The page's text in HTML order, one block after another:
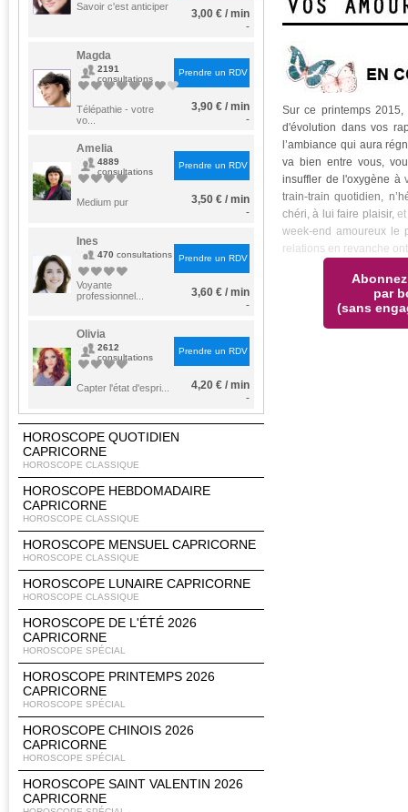
Savoir c'est anticiper
3,00 € / min
-
Magda
2191
consultations
Télépathie - votre
vo...
Prendre un RDV
3,90 € / min
-
Amelia
4889
consultations
Medium pur
Prendre un RDV
3,50 € / min
-
Ines
470 consultations
Voyante
professionnel...
Prendre un RDV
3,60 € / min
-
Olivia
2612
consultations
Capter l'état d'espri...
Prendre un RDV
4,20 € / min
-
HOROSCOPE QUOTIDIEN
CAPRICORNE
HOROSCOPE CLASSIQUE
HOROSCOPE HEBDOMADAIRE
CAPRICORNE
HOROSCOPE CLASSIQUE
HOROSCOPE MENSUEL CAPRICORNE
HOROSCOPE CLASSIQUE
HOROSCOPE LUNAIRE CAPRICORNE
HOROSCOPE CLASSIQUE
HOROSCOPE DE L'ÉTÉ 2026
CAPRICORNE
HOROSCOPE SPÉCIAL
HOROSCOPE PRINTEMPS 2026
CAPRICORNE
HOROSCOPE SPÉCIAL
HOROSCOPE CHINOIS 2026
CAPRICORNE
HOROSCOPE SPÉCIAL
HOROSCOPE SAINT VALENTIN 2026
CAPRICORNE
Sur ce printemps
d'évolution dans vos
l’ambiance qui aura
va bien entre vous,
insuffler de l'oxygène à
train-train quotidien,
chéri, à lui faire plaisir,et
week-end amoureux le
relations en revanche
par
(sans